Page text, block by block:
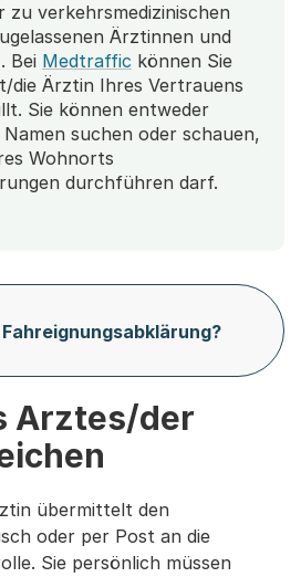
zu verkehrsmedizinischen
Ärztinnen und
Bei Medtraffic können Sie
die Ärztin Ihres Vertrauens
Sie können entweder
suchen oder schauen,
Wohnorts
durchführen darf.
Arztes/der
übermittelt den
oder per Post an die
Sie persönlich müssen